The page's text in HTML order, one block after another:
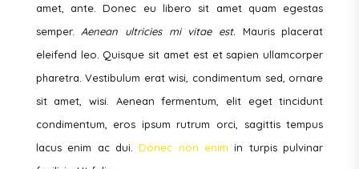
amet, ante. Donec eu libero sit amet quam egestas
semper. Aenean ultricies mi vitae est. Mauris placerat
eleifend leo. Quisque sit amet est et sapien ullamcorper
pharetra. Vestibulum erat wisi, condimentum sed, ornare
sit amet, wisi. Aenean fermentum, elit eget tincidunt
condimentum, eros ipsum rutrum orci, sagittis tempus
lacus enim ac dui.Donec non enim in turpis pulvinar